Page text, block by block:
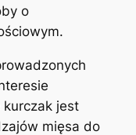
o
jest
mięsa do